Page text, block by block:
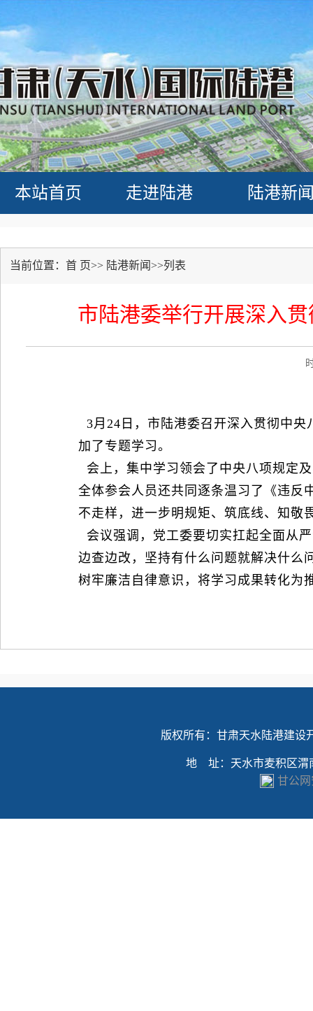
本站首页 走进陆港 陆港新
当前位置：首 页>> 陆港新闻>>列表
市陆港委举行开展深入
时
3月24日，市陆港委召开深入贯彻中
加了专题学习。
会上，集中学习领会了中央八项规定
全体参会人员还共同逐条温习了《违反
不走样，进一步明规矩、筑底线、知敬
会议强调，党工委要切实扛起全面从
边查边改，坚持有什么问题就解决什么
树牢廉洁自律意识，将学习成果转化为
版权所有：甘肃天水陆港建
地 址：天水市麦积区
甘公网